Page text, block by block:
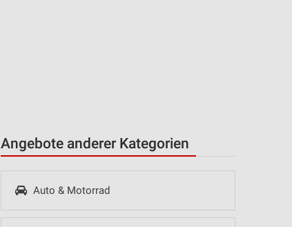
Angebote anderer Kategorien
Auto & Motorrad